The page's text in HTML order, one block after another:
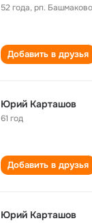
52 года,рп.
Добавить в друзья
Юрий Карташов
61 год
Добавить в друзья
Юрий Карташов